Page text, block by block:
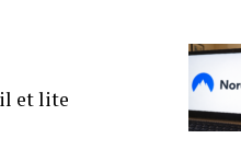
et lite